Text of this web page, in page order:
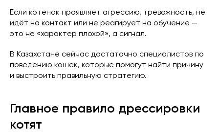
Если котёнок проявляет агрессию, тревожность, не
идёт на контакт или не реагирует на обучение —
это не «характер плохой», а сигнал.
В Казахстане сейчас достаточно специалистов по
поведению кошек, которые помогут найти причину
и выстроить правильную стратегию.
Главное правило дрессировки
котят